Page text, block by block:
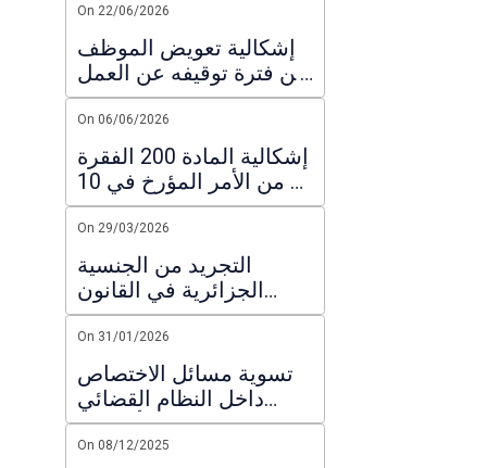
On 22/06/2026
إشكالية تعويض الموظف
عن فترة توقيفه عن العمل
بسبب متابعاته جزائيا :
تعليق على قرار لمجلس
الدولة
On 06/06/2026
إشكالية المادة 200 الفقرة
7 من الأمر المؤرخ في 10
مارس 2021 المتعلق
بنظام الانتخابات و تطبيقها
على المترشحين
On 29/03/2026
التجريد من الجنسية
الجزائرية في القانون
الجديد الصادر في 2026
On 31/01/2026
تسوية مسائل الاختصاص
داخل النظام القضائي
الإداري :ضرورة ملأ الفراغ
التشريعي
On 08/12/2025